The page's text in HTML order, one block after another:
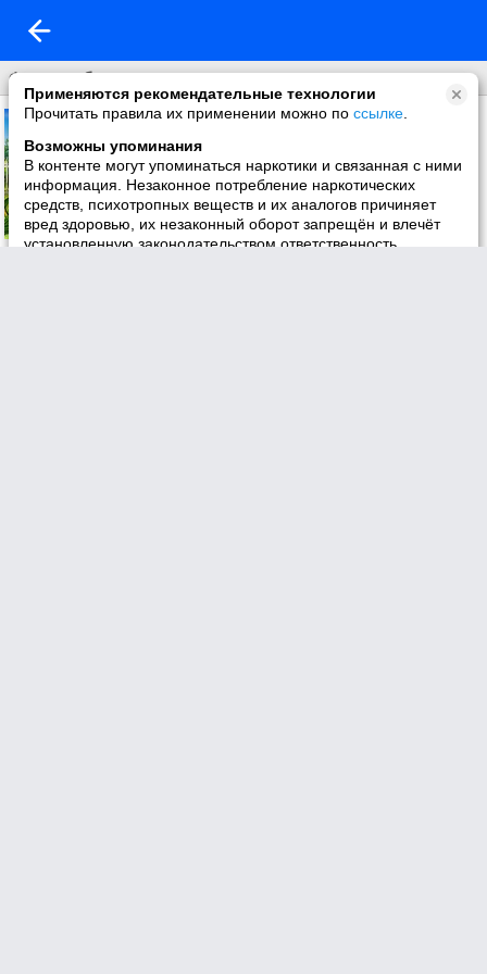
Применяются рекомендательные технологии
Прочитать правила их применении можно по ссылке
Возможны упоминания
В контенте могут упоминаться наркотики и связанная с ними
информация. Незаконное потребление наркотических
средств, психотропных веществ и их аналогов причиняет
вред здоровью, их незаконный оборот запрещён и влечёт
установленную законодательством ответственность
Фон на обложку